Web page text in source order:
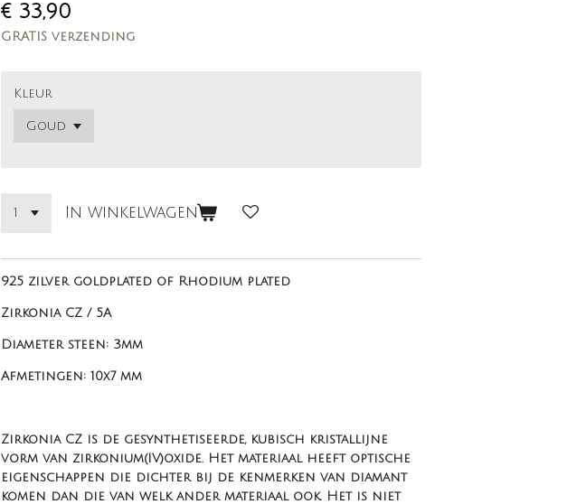
€ 33,90
GRATIS verzending
Kleur
In winkelwagen
925 zilver goldplated of Rhodium plated
Zirkonia CZ / 5A
Diameter steen: 3mm
Afmetingen: 10x7 mm
Zirkonia CZ is de gesynthetiseerde, kubisch kristallijne
vorm van zirkonium(IV)oxide. Het materiaal heeft optische
eigenschappen die dichter bij de kenmerken van diamant
komen dan die van welk ander materiaal ook. Het is niet